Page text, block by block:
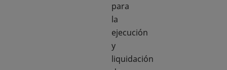
para
la
ejecución
y
liquidación